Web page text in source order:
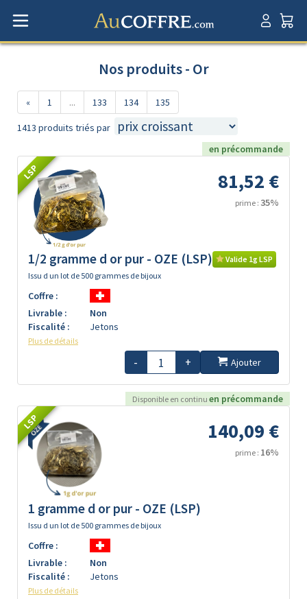
Nos produits - Or
« 1 ... 133 134 135
1413 produits triés par
en précommande
LSP 81,52 €
prime : 35%
1/2 gramme d or pur - OZE (LSP)
Valide 1g LSP
Issu d un lot de 500 grammes de bijoux
Coffre :
Livrable :
Non
Fiscalité :
Jetons
Plus de détails
- + Ajouter
Disponible en continu en précommande
LSP 140,09 €
prime : 16%
1 gramme d or pur - OZE (LSP)
Issu d un lot de 500 grammes de bijoux
Coffre :
Livrable :
Non
Fiscalité :
Jetons
Plus de détails